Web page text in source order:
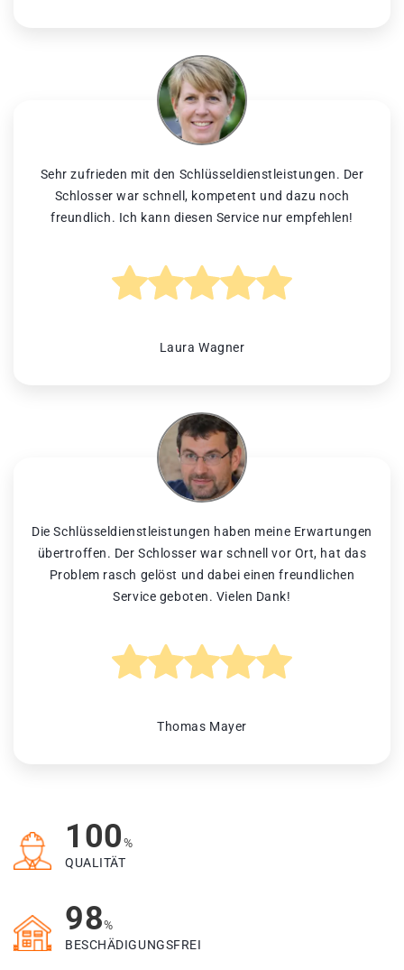
Sehr zufrieden mit den Schlüsseldienstleistungen. Der
Schlosser war schnell, kompetent und dazu noch
freundlich. Ich kann diesen Service nur empfehlen!
Laura Wagner
Die Schlüsseldienstleistungen haben meine Erwartungen
übertroffen. Der Schlosser war schnell vor Ort, hat das
Problem rasch gelöst und dabei einen freundlichen
Service geboten. Vielen Dank!
Thomas Mayer
100%
QUALITÄT
98%
BESCHÄDIGUNGSFREI